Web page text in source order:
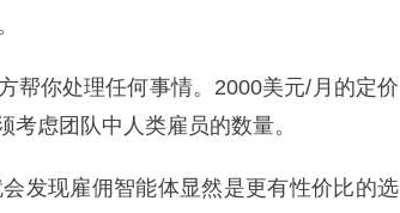
帮你处理任何事情。2000美元/月的定价
虑团队中人类雇员的数量。
发现雇佣智能体显然是更有性价比的选